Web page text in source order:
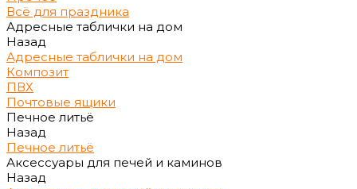
Всё для праздника
Адресные таблички на дом
Назад
Адресные таблички на дом
Композит
ПВХ
Почтовые ящики
Печное литьё
Назад
Печное литьё
Аксессуары для печей и каминов
Назад